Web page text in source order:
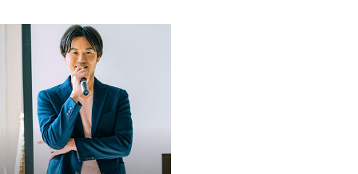
会社概要
会社沿革
会社案内
BUSINESS